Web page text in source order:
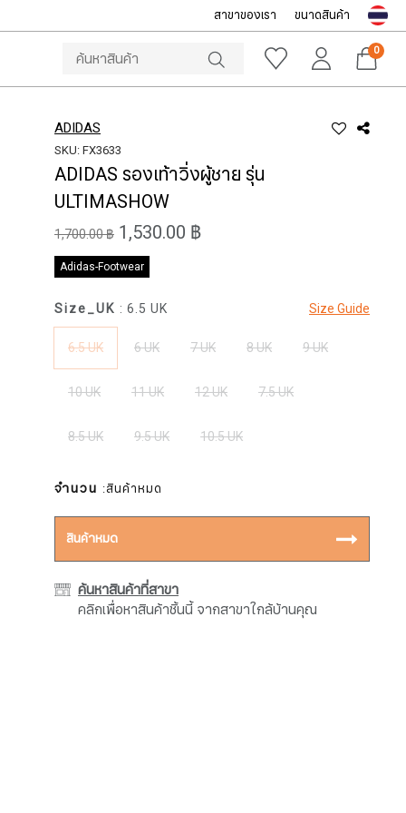
NOTICE Sportsworld
สาขาของเรา ขนาดสินค้า
0
ADIDAS
SKU: FX3633
ADIDAS รองเท้าวิ่งผู้ชาย รุ่น
ULTIMASHOW
1,700.00 ฿ 1,530.00 ฿
Adidas-Footwear
Size Guide
Size_UK : 6.5 UK
6.5 UK 6 UK 7 UK 8 UK 9 UK
10 UK 11 UK 12 UK 7.5 UK
8.5 UK 9.5 UK 10.5 UK
จำนวน :สินค้าหมด
สินค้าหมด
ค้นหาสินค้าที่สาขา
คลิกเพื่อหาสินค้าชิ้นนี้ จากสาขาใกล้บ้านคุณ